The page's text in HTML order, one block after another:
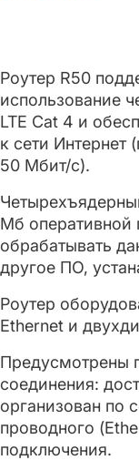
Роутер R50
использование
LTE Cat 4 и
к сети Интернет
50 Мбит/с).
Мб оперативной
обрабатывать
другое ПО,
Роутер
Ethernet и
Предусмотрены
соединения:
организован по
проводного
подключения.